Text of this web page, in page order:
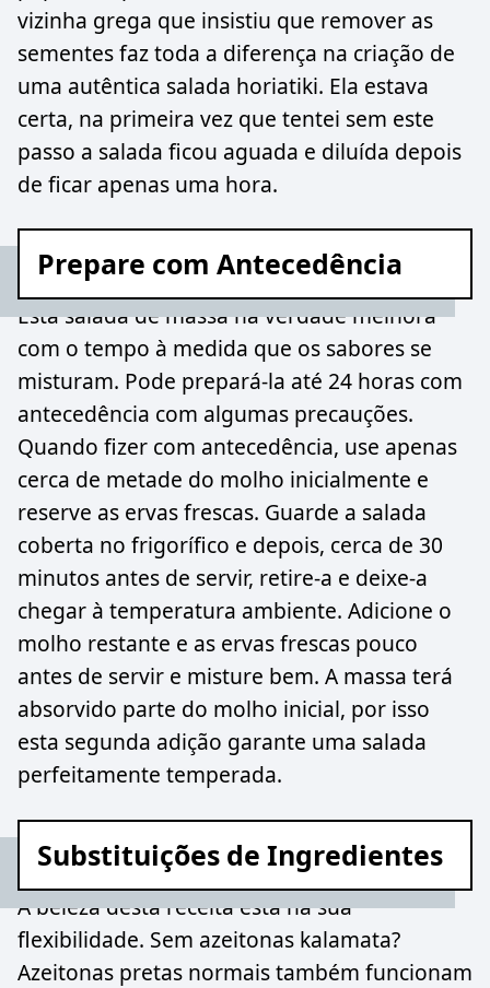
vizinha grega que insistiu que remover as
sementes faz toda a diferença na criação de
uma autêntica salada horiatiki. Ela estava
certa, na primeira vez que tentei sem este
passo a salada ficou aguada e diluída depois
de ficar apenas uma hora.
Prepare com Antecedência
Esta salada de massa na verdade melhora
com o tempo à medida que os sabores se
misturam. Pode prepará-la até 24 horas com
antecedência com algumas precauções.
Quando fizer com antecedência, use apenas
cerca de metade do molho inicialmente e
reserve as ervas frescas. Guarde a salada
coberta no frigorífico e depois, cerca de 30
minutos antes de servir, retire-a e deixe-a
chegar à temperatura ambiente. Adicione o
molho restante e as ervas frescas pouco
antes de servir e misture bem. A massa terá
absorvido parte do molho inicial, por isso
esta segunda adição garante uma salada
perfeitamente temperada.
Substituições de Ingredientes
A beleza desta receita está na sua
flexibilidade. Sem azeitonas kalamata?
Azeitonas pretas normais também funcionam